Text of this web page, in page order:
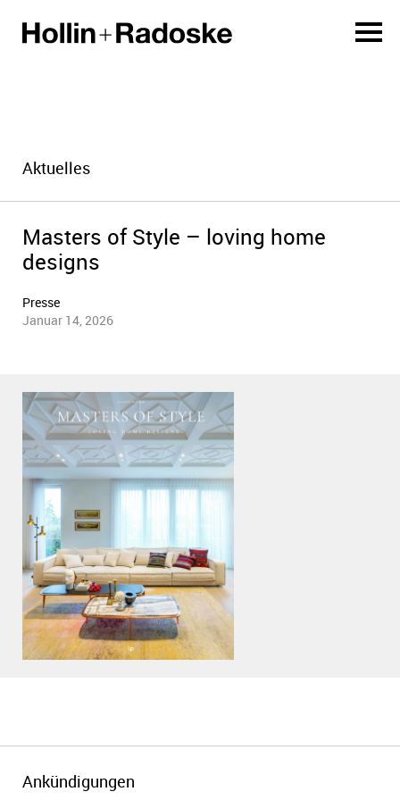
Aktuelles
Masters of Style – loving home
designs
Presse
Januar 14, 2026
Ankündigungen